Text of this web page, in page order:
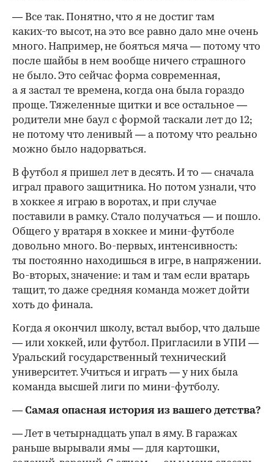
— Все так. Понятно, что я не достиг там
каких-то высот, на это все равно дало мне очень
много. Например, не бояться мяча — потому что
после шайбы в нем вообще ничего страшного
не было. Это сейчас форма современная,
а я застал те времена, когда она была гораздо
проще. Тяжеленные щитки и все остальное —
родители мне баул с формой таскали лет до 12;
не потому что ленивый — а потому что реально
можно было надорваться.
В футбол я пришел лет в десять. И то — сначала
играл правого защитника. Но потом узнали, что
в хоккее я играю в воротах, и при случае
поставили в рамку. Стало получаться — и пошло.
Общего у вратаря в хоккее и мини-футболе
довольно много. Во-первых, интенсивность:
ты постоянно находишься в игре, в напряжении.
Во-вторых, значение: и там и там если вратарь
тащит, то даже средняя команда может дойти
хоть до финала.
Когда я окончил школу, встал выбор, что дальше
— или хоккей, или футбол. Пригласили в УПИ —
Уральский государственный технический
университет. Учиться и играть — у них была
команда высшей лиги по мини-футболу.
— Самая опасная история из вашего детства?
— Лет в четырнадцать упал в яму. В гаражах
раньше вырывали ямы — для картошки,